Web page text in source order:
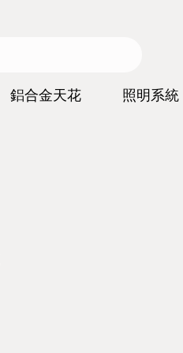
鋁合金天花 照明系統